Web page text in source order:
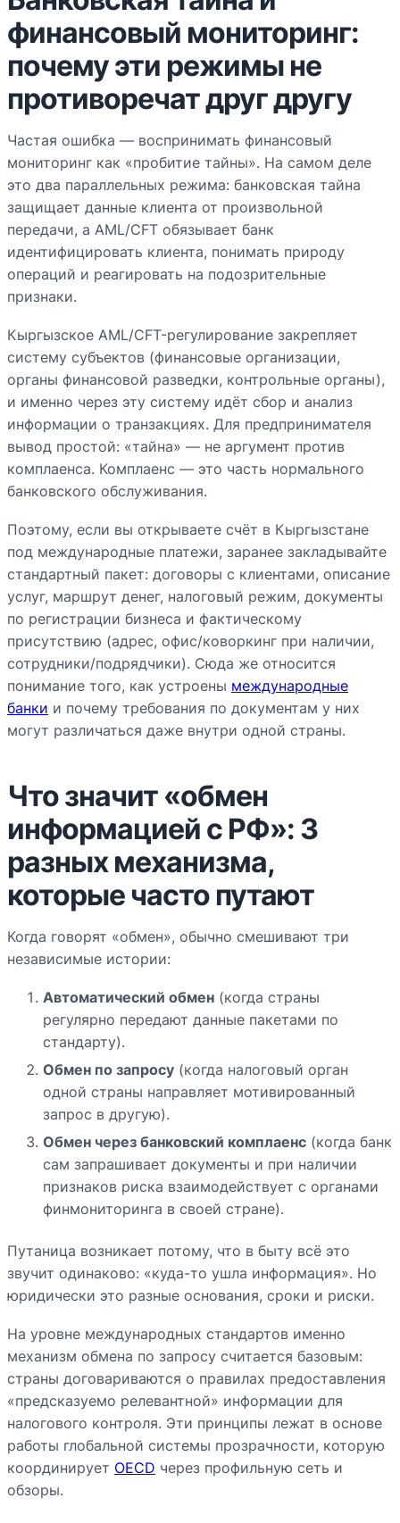
финансовый мониторинг:
почему эти режимы не
противоречат друг другу
Частая ошибка — воспринимать финансовый
мониторинг как «пробитие тайны». На самом деле
это два параллельных режима: банковская тайна
защищает данные клиента от произвольной
передачи, а AML/CFT обязывает банк
идентифицировать клиента, понимать природу
операций и реагировать на подозрительные
признаки.
Кыргызское AML/CFT-регулирование закрепляет
систему субъектов (финансовые организации,
органы финансовой разведки, контрольные органы),
и именно через эту систему идёт сбор и анализ
информации о транзакциях. Для предпринимателя
вывод простой: «тайна» — не аргумент против
комплаенса. Комплаенс — это часть нормального
банковского обслуживания.
Поэтому, если вы открываете счёт в Кыргызстане
под международные платежи, заранее закладывайте
стандартный пакет: договоры с клиентами, описание
услуг, маршрут денег, налоговый режим, документы
по регистрации бизнеса и фактическому
присутствию (адрес, офис/коворкинг при наличии,
сотрудники/подрядчики). Сюда же относится
понимание того, как устроены международные
банки и почему требования по документам у них
могут различаться даже внутри одной страны.
Что значит «обмен
информацией с РФ»: 3
разных механизма,
которые часто путают
Когда говорят «обмен», обычно смешивают три
независимые истории:
Автоматический обмен (когда страны
регулярно передают данные пакетами по
стандарту).
Обмен по запросу (когда налоговый орган
одной страны направляет мотивированный
запрос в другую).
Обмен через банковский комплаенс (когда банк
сам запрашивает документы и при наличии
признаков риска взаимодействует с органами
финмониторинга в своей стране).
Путаница возникает потому, что в быту всё это
звучит одинаково: «куда-то ушла информация». Но
юридически это разные основания, сроки и риски.
На уровне международных стандартов именно
механизм обмена по запросу считается базовым:
страны договариваются о правилах предоставления
«предсказуемо релевантной» информации для
налогового контроля. Эти принципы лежат в основе
работы глобальной системы прозрачности, которую
координирует OECD через профильную сеть и
обзоры.